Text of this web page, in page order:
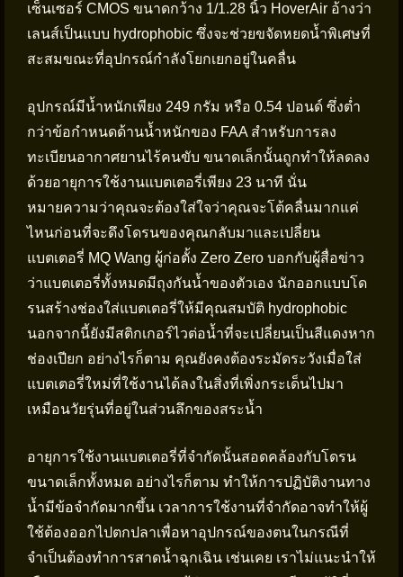
เซ็นเซอร์ CMOS ขนาดกว้าง 1/1.28 นิ้ว HoverAir อ้างว่า
เลนส์เป็นแบบ hydrophobic ซึ่งจะช่วยขจัดหยดน้ำพิเศษที่
สะสมขณะที่อุปกรณ์กำลังโยกเยกอยู่ในคลื่น
อุปกรณ์มีน้ำหนักเพียง 249 กรัม หรือ 0.54 ปอนด์ ซึ่งต่ำ
กว่าข้อกำหนดด้านน้ำหนักของ FAA สำหรับการลง
ทะเบียนอากาศยานไร้คนขับ ขนาดเล็กนั้นถูกทำให้ลดลง
ด้วยอายุการใช้งานแบตเตอรี่เพียง 23 นาที นั่น
หมายความว่าคุณจะต้องใส่ใจว่าคุณจะโต้คลื่นมากแค่
ไหนก่อนที่จะดึงโดรนของคุณกลับมาและเปลี่ยน
แบตเตอรี่ MQ Wang ผู้ก่อตั้ง Zero Zero บอกกับผู้สื่อข่าว
ว่าแบตเตอรี่ทั้งหมดมีถุงกันน้ำของตัวเอง นักออกแบบโด
รนสร้างช่องใส่แบตเตอรี่ให้มีคุณสมบัติ hydrophobic
นอกจากนี้ยังมีสติกเกอร์ไวต่อน้ำที่จะเปลี่ยนเป็นสีแดงหาก
ช่องเปียก อย่างไรก็ตาม คุณยังคงต้องระมัดระวังเมื่อใส่
แบตเตอรี่ใหม่ที่ใช้งานได้ลงในสิ่งที่เพิ่งกระเด็นไปมา
เหมือนวัยรุ่นที่อยู่ในส่วนลึกของสระน้ำ
อายุการใช้งานแบตเตอรี่ที่จำกัดนั้นสอดคล้องกับโดรน
ขนาดเล็กทั้งหมด อย่างไรก็ตาม ทำให้การปฏิบัติงานทาง
น้ำมีข้อจำกัดมากขึ้น เวลาการใช้งานที่จำกัดอาจทำให้ผู้
ใช้ต้องออกไปตกปลาเพื่อหาอุปกรณ์ของตนในกรณีที่
จำเป็นต้องทำการสาดน้ำฉุกเฉิน เช่นเคย เราไม่แนะนำให้